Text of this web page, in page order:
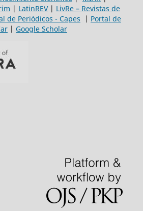
| LatinREV| LivRe – Revistas de
de Periódicos - Capes | Portal de
| Google Scholar